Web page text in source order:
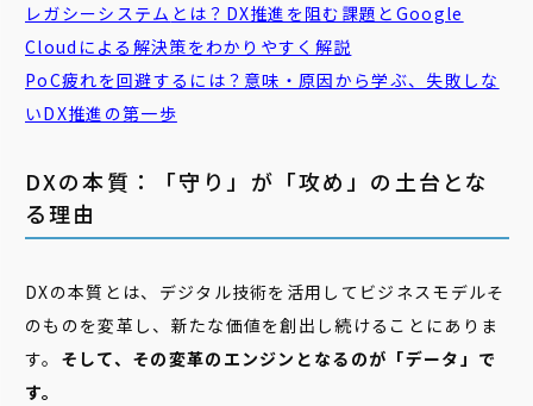
レガシーシステム とは？DX推進を阻む課題とGoogle
Cloudによる解決策をわかりやすく解説
PoC疲れを回避するには？意味・原因から学ぶ、失敗しな
いDX推進の第一歩
DXの本質：「守り」が「攻め」の土台とな
る理由
DXの本質とは、デジタル技術を活用してビジネスモデルそ
のものを変革し、新たな価値を創出し続けることにありま
す。 そして、その変革のエンジンとなるのが「データ」で
す。